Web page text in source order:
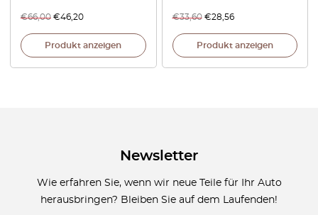
€66,00 €46,20
Produkt anzeigen
€33,60 €28,56
Produkt anzeigen
Newsletter
Wie erfahren Sie, wenn wir neue Teile für Ihr Auto
herausbringen? Bleiben Sie auf dem Laufenden!